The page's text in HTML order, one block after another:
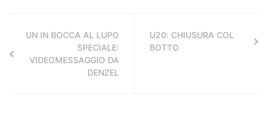
UN IN BOCCA AL LUPO
SPECIALE:
VIDEOMESSAGGIO DA
DENZEL
U20: CHIUSURA COL
BOTTO